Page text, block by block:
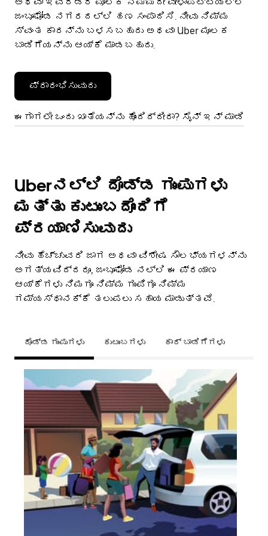
ಜಂಬೂಘೋಡ ನಗರದಲ್ಲಿ ಹಣ ಸಂಪಾದಿಸಿ. ನೀವು ನಿಮ್ಮ
ಸ್ವಂತ ಕಾರನ್ನು ಬಳಸಬಹುದು ಅಥವಾ Uber ಮೂಲಕ
ಬಾಡಿಗೆಯನ್ನು ಆಯ್ಕೆ ಮಾಡಬಹುದು.
ಪ್ರಾರಂಭಿಸುವುದು
ಈಗಾಗಲೇ ಒಂದು ಖಾತೆಯನ್ನು ಹೊಂದಿದ್ದೀರಾ? ಸೈನ್ ಇನ್ ಮಾಡಿ
Uberನಲ್ಲಿ ದೊಡ್ಡ ಗುಂಪುಗಳು
ಮತ್ತು ಕುಟುಂಬದೊಂದಿಗೆ
ಪ್ರಯಾಣಿಸುವುದು
ನೀವು ಹೆಚ್ಚುವರಿ ಜಾಗ ಅಥವಾ ವಿಶೇಷ ಸೌಲಭ್ಯಗಳನ್ನು
ಅಗತ್ಯವಿದ್ದರೂ, ಜಂಬೂಘೋಡ ನಲ್ಲಿ ಈ ಪ್ರಯಾಣ
ಆಯ್ಕೆಗಳು ನಿಮಗೂ ನಿಮ್ಮ ಗುಂಪಿಗೂ ನಿಮ್ಮ
ಗಮ್ಯಸ್ಥಾನಕ್ಕೆ ತಲುಪಲು ಸಹಾಯ ಮಾಡುತ್ತವೆ.
ದೊಡ್ಡ ಗುಂಪುಗಳು ಕುಟುಂಬಗಳು ಕಾರ್ ಬಾಡಿಗೆಗಳು